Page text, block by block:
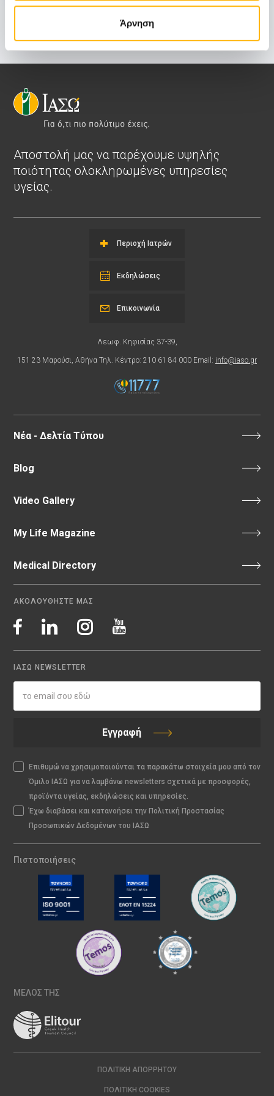
Άρνηση
Δείτε τις εκδηλώσεις
Αποστολή μας να παρέχουμε υψηλής
ποιότητας ολοκληρωμένες υπηρεσίες
υγείας.
Περιοχή Ιατρών
Εκδηλώσεις
Λεωφ. Κηφισίας 37-39,
151 23 Μαρούσι, Αθήνα Τηλ. Κέντρο: 210 61 84 000 Email: info@iaso.gr
Επικοινωνία
Νέα - Δελτία Τύπου
Blog
Video Gallery
My Life Magazine
Medical Directory
ΑΚΟΛΟΥΘΗΣΤΕ ΜΑΣ
ΙΑΣΩ NEWSLETTER
Εγγραφή
Επιθυμώ να χρησιμοποιούνται τα παρακάτω στοιχεία μου από τον
Όμιλο ΙΑΣΩ για να λαμβάνω newsletters σχετικά με προσφορές,
προϊόντα υγείας, εκδηλώσεις και υπηρεσίες.
Έχω διαβάσει και κατανοήσει την Πολιτική Προστασίας
Προσωπικών Δεδομένων του ΙΑΣΩ
Πιστοποιήσεις
ΜΕΛΟΣ ΤΗΣ
ΠΟΛΙΤΙΚΉ ΑΠΟΡΡΉΤΟΥ
ΠΟΛΙΤΙΚΉ COOKIES